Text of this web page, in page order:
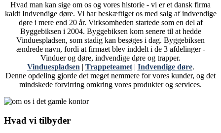
Hvad man kan sige om os og vores historie - vi er et dansk firma
kaldt Indvendige døre. Vi har beskæftiget os med salg af indvendige
døre i mere end 20 år. Virksomheden startede som en del af
Byggebiksen i 2004. Byggebiksen kom senere til at hedde
Vinduespladsen, som stadig kan besøges i dag. Byggebiksen
ændrede navn, fordi at firmaet blev inddelt i de 3 afdelinger -
Vinduer og døre, indvendige døre og trapper.
Vinduespladsen | Trappeteamet| Indvendige døre.
Denne opdeling gjorde det meget nemmere for vores kunder, og det
mindskede forvirring omkring vores produkter og services.
Hvad vi tilbyder